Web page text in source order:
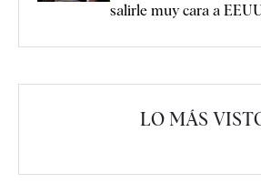
salirle muy cara a
LO MÁS